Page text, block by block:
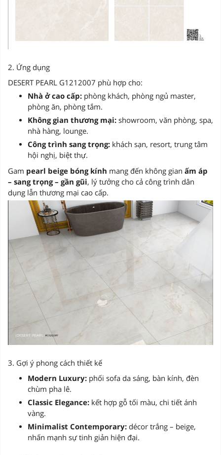
2. Ứng dụng
DESERT PEARL G1212007 phù hợp cho:
Nhà ở cao cấp: phòng khách, phòng ngủ master,
phòng ăn, phòng tắm.
Không gian thương mại: showroom, văn phòng, spa,
nhà hàng, lounge.
Công trình sang trọng: khách sạn, resort, trung tâm
hội nghị, biệt thự.
Gam pearl beige bóng kính mang đến không gian ấm áp
– sang trọng – gần gũi, lý tưởng cho cả công trình dân
dụng lẫn thương mại cao cấp.
3. Gợi ý phong cách thiết kế
Modern Luxury: phối sofa da sáng, bàn kính, đèn
chùm pha lê.
Classic Elegance: kết hợp gỗ tối màu, chi tiết ánh
vàng.
Minimalist Contemporary: décor trắng – beige,
nhấn mạnh sự tinh giản hiện đại.